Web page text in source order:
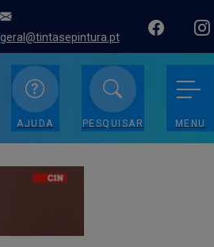
geral@tintasepintura.pt
AJUDA PESQUISAR MENU